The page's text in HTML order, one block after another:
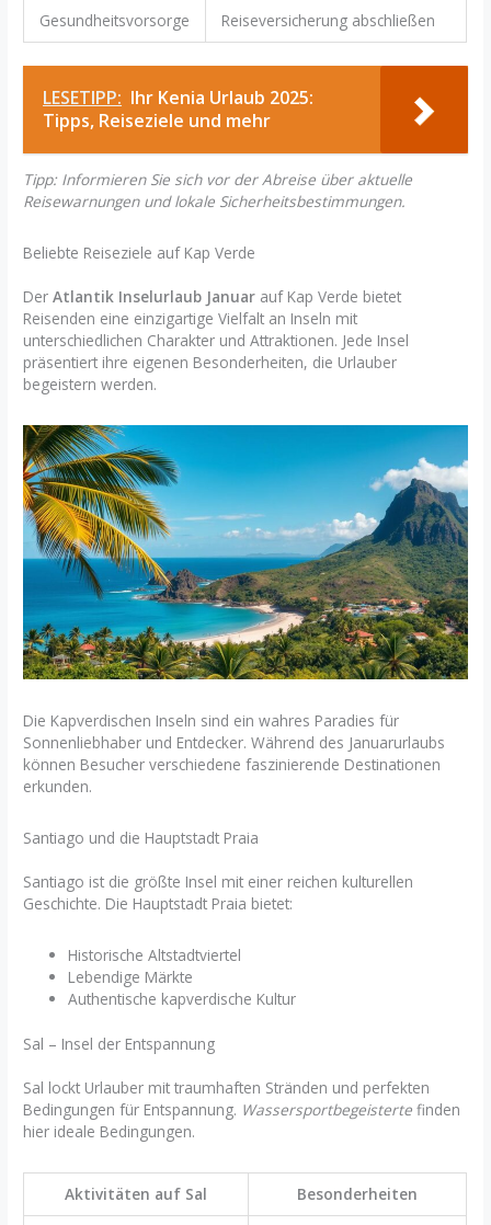
Gesundheitsvorsorge Reiseversicherung abschließen
LESETIPP: Ihr Kenia Urlaub 2025:
Tipps, Reiseziele und mehr
Tipp: Informieren Sie sich vor der Abreise über aktuelle
Reisewarnungen und lokale Sicherheitsbestimmungen.
Beliebte Reiseziele auf Kap Verde
DerAtlantik Inselurlaub Januar auf Kap Verde bietet
Reisenden eine einzigartige Vielfalt an Inseln mit
unterschiedlichen Charakter und Attraktionen. Jede Insel
präsentiert ihre eigenen Besonderheiten, die Urlauber
begeistern werden.
Die Kapverdischen Inseln sind ein wahres Paradies für
Sonnenliebhaber und Entdecker. Während des Januarurlaubs
können Besucher verschiedene faszinierende Destinationen
erkunden.
Santiago und die Hauptstadt Praia
Santiago ist die größte Insel mit einer reichen kulturellen
Geschichte. Die Hauptstadt Praia bietet:
Historische Altstadtviertel
Lebendige Märkte
Authentische kapverdische Kultur
Sal – Insel der Entspannung
Sal lockt Urlauber mit traumhaften Stränden und perfekten
Bedingungen für Entspannung. Wassersportbegeisterte finden
hier ideale Bedingungen.
Aktivitäten auf Sal Besonderheiten